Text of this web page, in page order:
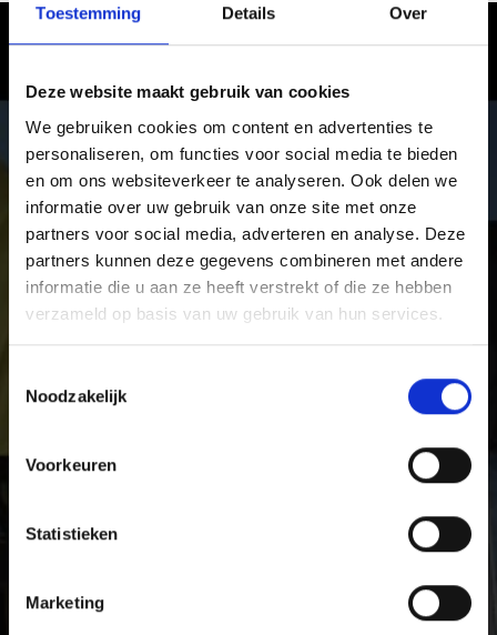
Toestemming Details Over
Deze website maakt gebruik van cookies
We gebruiken cookies om content en advertenties te
personaliseren, om functies voor social media te bieden
en om ons websiteverkeer te analyseren. Ook delen we
informatie over uw gebruik van onze site met onze
partners voor social media, adverteren en analyse. Deze
partners kunnen deze gegevens combineren met andere
informatie die u aan ze heeft verstrekt of die ze hebben
verzameld op basis van uw gebruik van hun services.
Noodzakelijk
Voorkeuren
Statistieken
Marketing
Vinschgau in Zuid-Tirol – waar de
winter een belevenis wordt
In het Vinschgau genieten vakantiegangers van puur
winterplezier. Van eenzame winterwandelingen en
skitoeren tot vijf afwisselende en ultramoderne
skigebieden voor skiërs, snowboarders en rodelaars,
langlaufers en biatleten.